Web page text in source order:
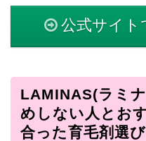
公式サイト
LAMINAS(ラミ
めしない人とお
合った育毛剤選び